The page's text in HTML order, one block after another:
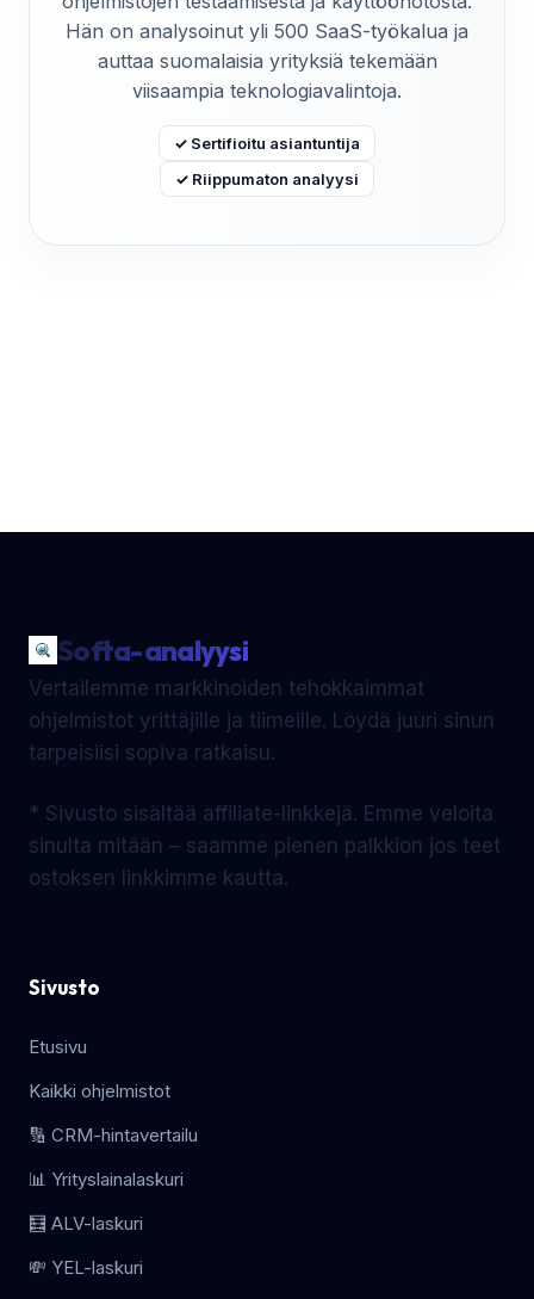
Hän on analysoinut yli 500 SaaS-työkalua ja
auttaa suomalaisia yrityksiä tekemään
viisaampia teknologiavalintoja.
✓ Sertifioitu asiantuntija
✓ Riippumaton analyysi
Softa-analyysi
Vertailemme markkinoiden tehokkaimmat
ohjelmistot yrittäjille ja tiimeille. Löydä juuri sinun
tarpeisiisi sopiva ratkaisu.
* Sivusto sisältää affiliate-linkkejä. Emme veloita
sinulta mitään – saamme pienen palkkion jos teet
ostoksen linkkimme kautta.
Sivusto
Etusivu
Kaikki ohjelmistot
🔢 CRM-hintavertailu
📊 Yrityslainalaskuri
🧮 ALV-laskuri
💸 YEL-laskuri